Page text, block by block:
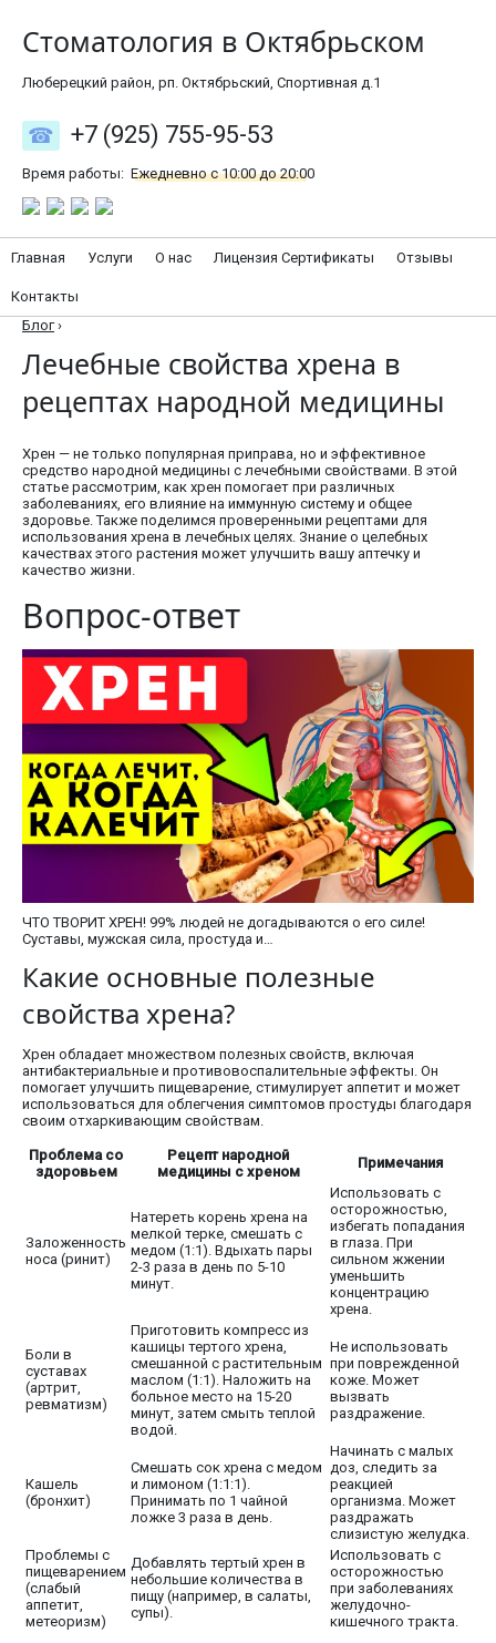
Стоматология в Октябрьском
Люберецкий район, рп. Октябрьский, Спортивная д.1
+7 (925) 755-95-53
Время работы: Ежедневно с 10:00 до 20:00
Главная Услуги О нас Лицензия Сертификаты Отзывы
Контакты
Блог ›
Лечебные свойства хрена в
рецептах народной медицины
Хрен — не только популярная приправа, но и эффективное
средство народной медицины с лечебными свойствами. В этой
статье рассмотрим, как хрен помогает при различных
заболеваниях, его влияние на иммунную систему и общее
здоровье. Также поделимся проверенными рецептами для
использования хрена в лечебных целях. Знание о целебных
качествах этого растения может улучшить вашу аптечку и
качество жизни.
Вопрос-ответ
ЧТО ТВОРИТ ХРЕН! 99% людей не догадываются о его силе!
Суставы, мужская сила, простуда и…
Какие основные полезные
свойства хрена?
Хрен обладает множеством полезных свойств, включая
антибактериальные и противовоспалительные эффекты. Он
помогает улучшить пищеварение, стимулирует аппетит и может
использоваться для облегчения симптомов простуды благодаря
своим отхаркивающим свойствам.
Проблема со
здоровьем
Рецепт народной
медицины с хреном
Примечания
Заложенность
носа (ринит)
Натереть корень хрена на
мелкой терке, смешать с
медом (1:1). Вдыхать пары
2-3 раза в день по 5-10
минут.
Использовать с
осторожностью,
избегать попадания
в глаза. При
сильном жжении
уменьшить
концентрацию
хрена.
Боли в
суставах
(артрит,
ревматизм)
Приготовить компресс из
кашицы тертого хрена,
смешанной с растительным
маслом (1:1). Наложить на
больное место на 15-20
минут, затем смыть теплой
водой.
Не использовать
при поврежденной
коже. Может
вызвать
раздражение.
Кашель
(бронхит)
Смешать сок хрена с медом
и лимоном (1:1:1).
Принимать по 1 чайной
ложке 3 раза в день.
Начинать с малых
доз, следить за
реакцией
организма. Может
раздражать
слизистую желудка.
Проблемы с
пищеварением
(слабый
аппетит,
метеоризм)
Добавлять тертый хрен в
небольшие количества в
пищу (например, в салаты,
супы).
Использовать с
осторожностью
при заболеваниях
желудочно-
кишечного тракта.